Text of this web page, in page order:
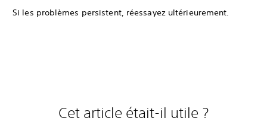
Si les problèmes persistent, réessayez ultérieurement.
Cet article était-il utile ?